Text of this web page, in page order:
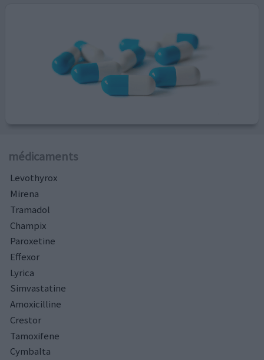
médicaments
Levothyrox
Mirena
Tramadol
Champix
Paroxetine
Effexor
Lyrica
Simvastatine
Amoxicilline
Crestor
Tamoxifene
Cymbalta